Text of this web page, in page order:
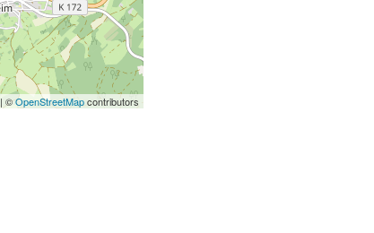
| ©OpenStreetMapcontributors